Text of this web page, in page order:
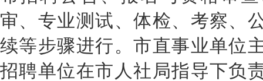
审、专业测试、体检、考察、
续等步骤进行。市直事业单位
招聘单位在市人社局指导下负